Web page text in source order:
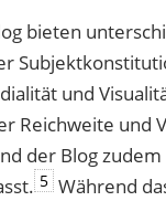
bieten
und
Reichweite und
der Blog
5 Während